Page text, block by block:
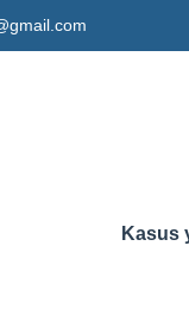
Kasus